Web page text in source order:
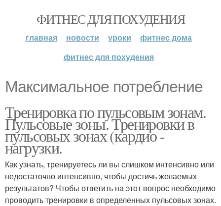
ФИТНЕС ДЛЯ ПОХУДЕНИЯ
главная новости уроки
фитнес дома
фитнес для похудения
Максимальное потребление
Тренировка по пульсовым зонам.
Пульсовые зоны. Тренировки в
пульсовых зонах (кардио -
нагрузки.
Как узнать, тренируетесь ли вы слишком интенсивно или
недостаточно интенсивно, чтобы достичь желаемых
результатов? Чтобы ответить на этот вопрос необходимо
проводить тренировки в определенных пульсовых зонах.